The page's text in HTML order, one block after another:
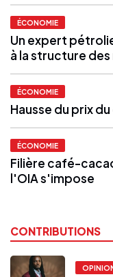
ÉCONOMIE
Un expert
à la structure
ÉCONOMIE
Hausse du prix
ÉCONOMIE
Filière café-
l'OIA s'impose
CONTRIBUTIONS